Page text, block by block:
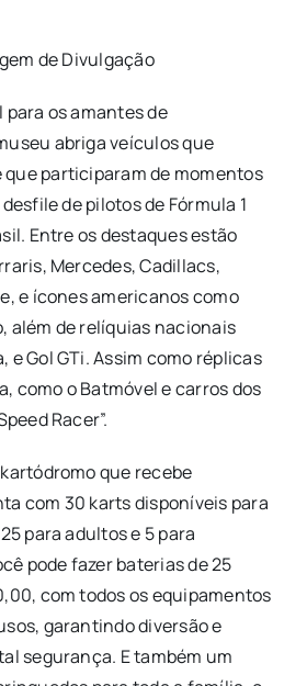
de Divulgação
os amantes de
abriga veículos que
que participaram de momentos
de pilotos de Fórmula 1
Entre os destaques estão
Mercedes, Cadillacs,
e ícones americanos como
além de relíquias nacionais
e Gol GTi. Assim como réplicas
como o Batmóvel e carros dos
Racer”.
que recebe
com 30 karts disponíveis para
para adultos e 5 para
pode fazer baterias de 25
com todos os equipamentos
garantindo diversão e
segurança. E também um